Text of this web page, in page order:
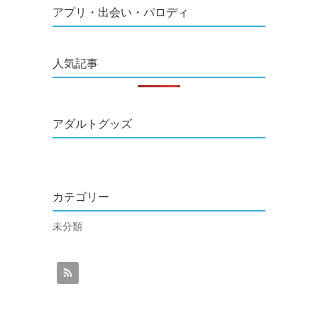
アプリ・出会い・パロディ
人気記事
アダルトグッズ
カテゴリー
未分類